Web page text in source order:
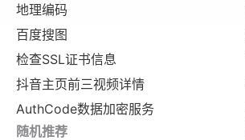
接口遵循严格的
确保数据传输和
存储的安全性。
总之，一言API
地理编码
百度搜图
检查SSL证书信息
抖音主页前三视频详情
AuthCode数据加密服务
随机推荐